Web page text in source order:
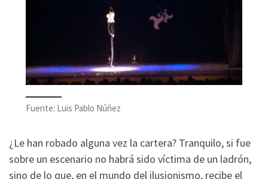
Fuente: Luis Pablo Núñez
¿Le han robado alguna vez la cartera? Tranquilo, si fue
sobre un escenario no habrá sido víctima de un ladrón,
sino de lo que, en el mundo del ilusionismo, recibe el